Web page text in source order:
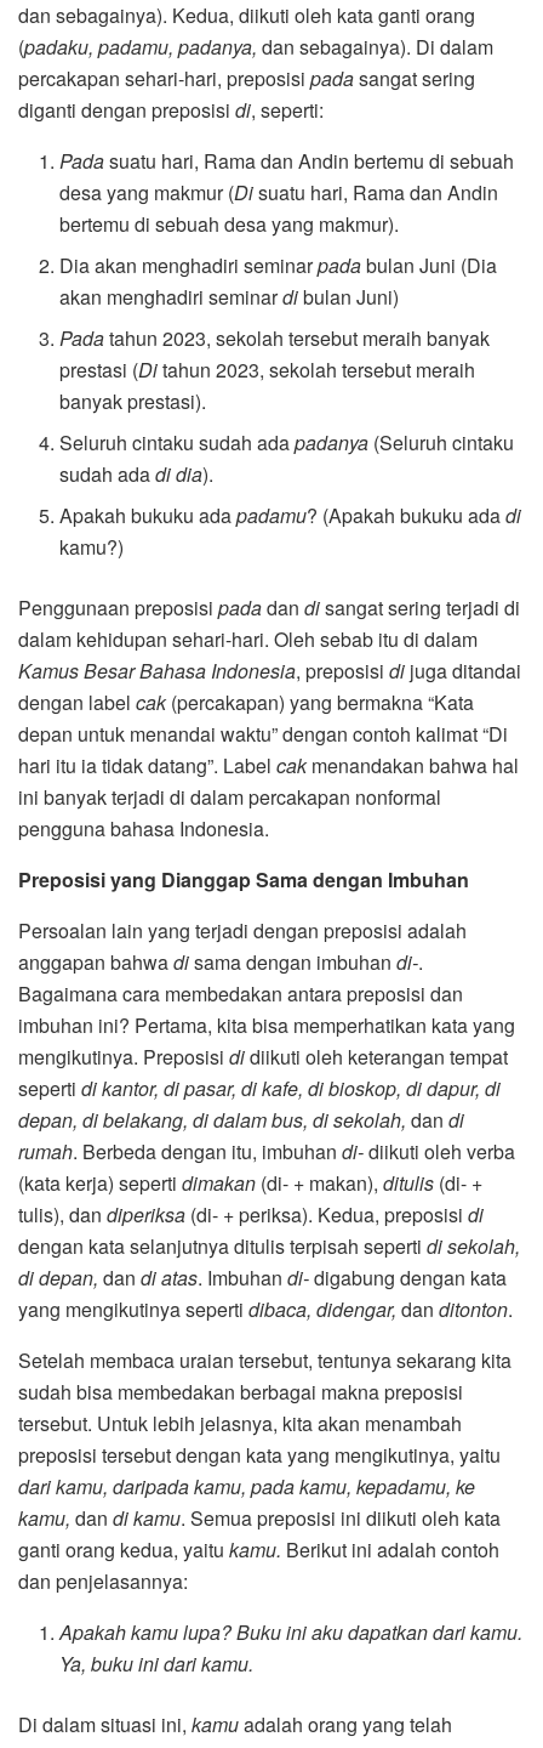
dan sebagainya). Kedua, diikuti oleh kata ganti orang
(padaku, padamu, padanya, dan sebagainya). Di dalam
percakapan sehari-hari, preposisi padasangat sering
diganti dengan preposisi di, seperti:
Padasuatu hari, Rama dan Andin bertemu di sebuah
desa yang makmur (Disuatu hari, Rama dan Andin
bertemu di sebuah desa yang makmur).
Dia akan menghadiri seminarpadabulan Juni (Dia
akan menghadiri seminardibulan Juni)
Padatahun 2023, sekolah tersebut meraih banyak
prestasi (Ditahun 2023, sekolah tersebut meraih
banyak prestasi).
Seluruh cintaku sudah adapadanya (Seluruh cintaku
sudah adadi dia).
Apakah bukuku adapadamu? (Apakah bukuku adadi
kamu?)
Penggunaan preposisi padadan disangat sering terjadi di
dalam kehidupan sehari-hari. Oleh sebab itu di dalam
Kamus Besar Bahasa Indonesia, preposisi di juga ditandai
dengan label cak(percakapan) yang bermakna “Kata
depan untuk menandai waktu” dengan contoh kalimat “Di
hari itu ia tidak datang”. Label cakmenandakan bahwa hal
ini banyak terjadi di dalam percakapan nonformal
pengguna bahasa Indonesia.
Preposisi yang Dianggap Sama dengan Imbuhan
Persoalan lain yang terjadi dengan preposisi adalah
anggapan bahwadisama dengan imbuhan di-.
Bagaimana cara membedakan antara preposisi dan
imbuhan ini? Pertama, kita bisa memperhatikan kata yang
mengikutinya. Preposisi didiikuti oleh keterangan tempat
seperti di kantor, di pasar, di kafe, di bioskop, di dapur, di
depan, di belakang, di dalam bus, di sekolah, dan di
rumah. Berbeda dengan itu, imbuhan di-diikuti oleh verba
(kata kerja) seperti dimakan (di- + makan), ditulis (di- +
tulis), dan diperiksa (di- + periksa). Kedua, preposisi di
dengan kata selanjutnya ditulis terpisah seperti di sekolah,
di depan, dan di atas. Imbuhan di-digabung dengan kata
yang mengikutinya seperti dibaca, didengar, dan ditonton.
Setelah membaca uraian tersebut, tentunya sekarang kita
sudah bisa membedakan berbagai makna preposisi
tersebut. Untuk lebih jelasnya, kita akan menambah
preposisi tersebut dengan kata yang mengikutinya, yaitu
dari kamu, daripada kamu, pada kamu, kepadamu, ke
kamu, dan di kamu. Semua preposisi ini diikuti oleh kata
ganti orang kedua, yaitu kamu. Berikut ini adalah contoh
dan penjelasannya:
Apakah kamu lupa? Buku ini aku dapatkan dari kamu.
Ya, buku ini dari kamu.
Di dalam situasi ini, kamuadalah orang yang telah